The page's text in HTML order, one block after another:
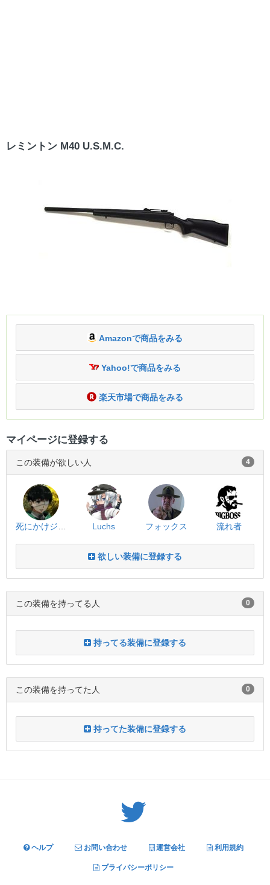
レミントン M40 U.S.M.C.
Amazonで商品をみる
Yahoo!で商品をみる
楽天市場で商品をみる
マイページに登録する
この装備が欲しい人 4
死にかけジョンさん Luchs フォックス 流れ者
欲しい装備に登録する
この装備を持ってる人 0
持ってる装備に登録する
この装備を持ってた人 0
持ってた装備に登録する
ヘルプ お問い合わせ 運営会社 利用規約
プライバシーポリシー